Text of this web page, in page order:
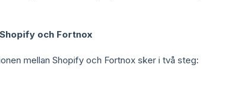
och Fortnox
mellan Shopify och Fortnox sker i två steg: